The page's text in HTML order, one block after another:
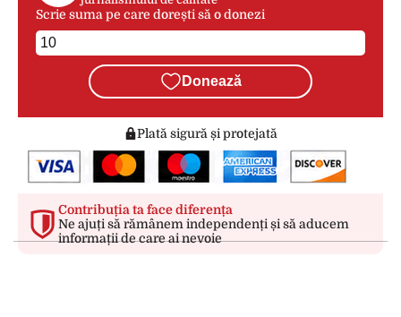
Scrie suma pe care dorești să o donezi
Donează
Plată sigură și protejată
Contribuția ta face diferența
Ne ajuți să rămânem independenți și să aducem
informații de care ai nevoie